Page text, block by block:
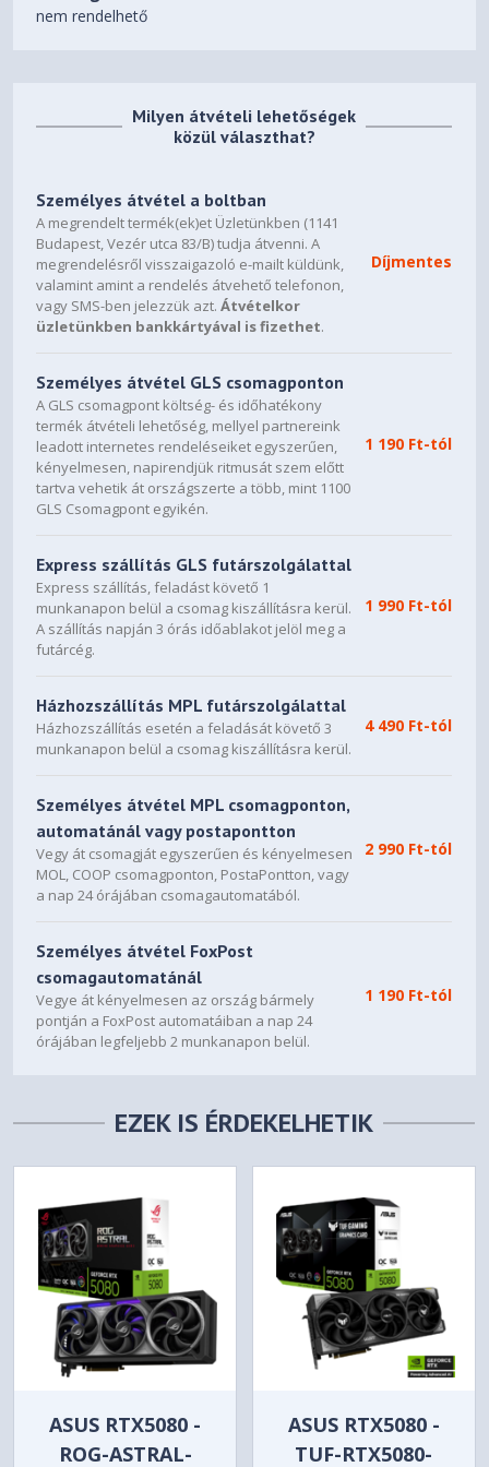
1 x ROG PCB Ruler
ASUS GPU Tweak III & MuseTree & GeForce Game Ready
Dimensions
357.6 x 149.3 x 76 mm
14.1 x 5.9 x 3 inch
Recommended PSU
1000W
Power Connectors
1 x 16-pin
Slot
3.8 Slot
AURA SYNC
ARGB
Note
* Our wattage recommendation is based on a fully
Wattage” feature on our PSU product page:
https://rog.asus.com/event/PSU/ASUS-Power-Supply-
Units/index.html
* All specifications are subject to change without notice.
Please check with your supplier for exact offers. Products
may not be available in all markets. If you do not use the
latest and current specifications of ASUS products, you
shall be liable for all loss and damage claimed by third
party to ASUS based on false advertising or any other
issues caused from using false specifications of ASUS
products.
* Maximum Display Support is specifically applied to
simultaneous display situation.
nem rendelhető
Milyen átvételi lehetőségek
közül választhat?
Személyes átvétel a boltban
A megrendelt termék(ek)et Üzletünkben (1141
Budapest, Vezér utca 83/B) tudja átvenni. A
megrendelésről visszaigazoló e-mailt küldünk,
valamint amint a rendelés átvehető telefonon,
vagy SMS-ben jelezzük azt.Átvételkor
üzletünkben bankkártyával is fizethet.
Díjmentes
Személyes átvétel GLS csomagponton
A GLS csomagpont költség- és időhatékony
termék átvételi lehetőség, mellyel partnereink
leadott internetes rendeléseiket egyszerűen,
kényelmesen, napirendjük ritmusát szem előtt
tartva vehetik át országszerte a több, mint 1100
GLS Csomagpont egyikén.
1 190 Ft-tól
Express szállítás GLS futárszolgálattal
Express szállítás, feladást követő 1
munkanapon belül a csomag kiszállításra kerül.
A szállítás napján 3 órás időablakot jelöl meg a
futárcég.
1 990 Ft-tól
Házhozszállítás MPL futárszolgálattal
Házhozszállítás esetén a feladását követő 3
munkanapon belül a csomag kiszállításra kerül.
4 490 Ft-tól
Személyes átvétel MPL csomagponton,
automatánál vagy postapontton
Vegy át csomagját egyszerűen és kényelmesen
MOL, COOP csomagponton, PostaPontton, vagy
a nap 24 órájában csomagautomatából.
2 990 Ft-tól
Személyes átvétel FoxPost
csomagautomatánál
Vegye át kényelmesen az ország bármely
pontján a FoxPost automatáiban a nap 24
órájában legfeljebb 2 munkanapon belül.
1 190 Ft-tól
EZEK IS ÉRDEKELHETIK
ASUS RTX5080 -
ROG-ASTRAL-
ASUS RTX5080 -
TUF-RTX5080-